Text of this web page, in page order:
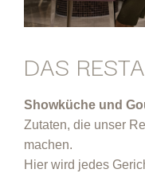
DAS
Showküche und
Zutaten, die unser
machen.
Hier wird jedes